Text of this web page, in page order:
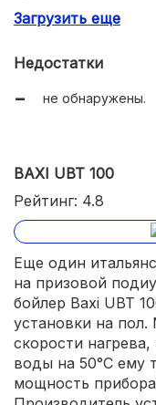
эффективная
Загрузить еще
Недостатки
не обнаружены.
BAXI UBT 100
Рейтинг: 4.8
Еще один
на призовой
бойлер Baxi UBT
установки на пол.
скорости
воды на 50°С ему
мощность